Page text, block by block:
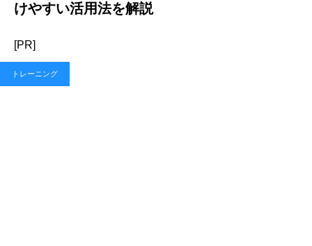
けやすい活用法を解説
[PR]
トレーニング